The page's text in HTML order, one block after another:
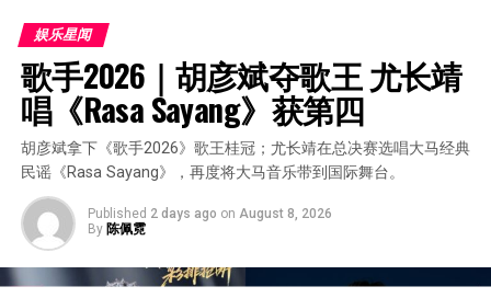
娱乐星闻
歌手2026｜胡彦斌夺歌王 尤长靖
唱《Rasa Sayang》获第四
胡彦斌拿下《歌手2026》歌王桂冠；尤长靖在总决赛选唱大马经典
民谣《Rasa Sayang》，再度将大马音乐带到国际舞台。
Published 2 days ago on August 8, 2026
By 陈佩霓